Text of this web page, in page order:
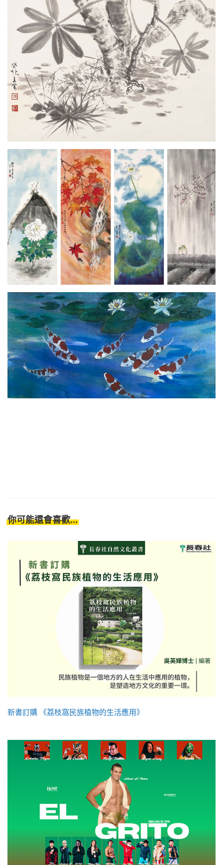
你可能還會喜歡...
新書訂購 《荔枝窩民族植物的生活應用》